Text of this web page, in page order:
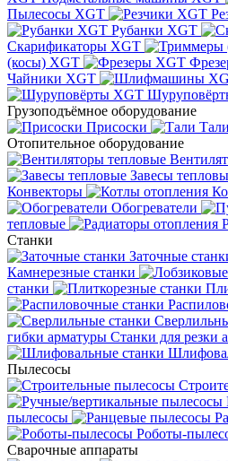
Пылесосы XGT
Рубанки XGT
Скарификаторы XGT
(косы) XGT
Чайники XGT
Грузоподъёмное оборудование
Присоски
Тали
Отопительное оборудование
Завесы
Конвекторы
Обогреватели
тепловые
Станки
Заточные
Камнерезные станки
станки
гибки арматуры Станки для резки
Пылесосы
пылесосы
Роботы-
Сварочные аппараты